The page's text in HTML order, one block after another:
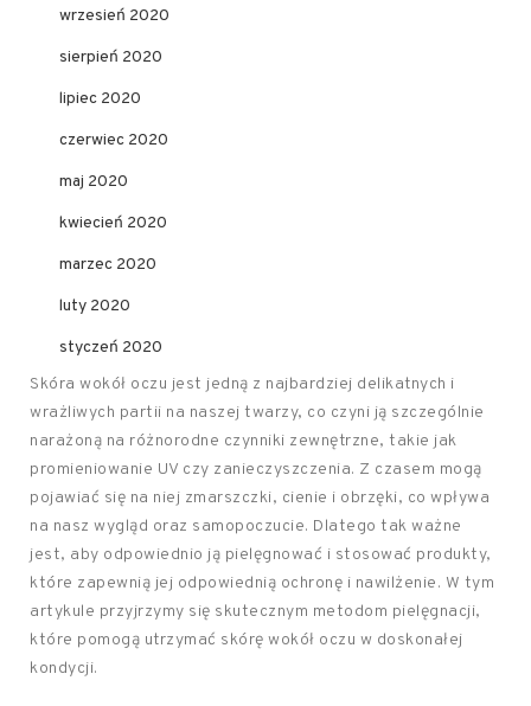
wrzesień 2020
sierpień 2020
lipiec 2020
czerwiec 2020
maj 2020
kwiecień 2020
marzec 2020
luty 2020
styczeń 2020
Skóra wokół oczu jest jedną z najbardziej delikatnych i
wrażliwych partii na naszej twarzy, co czyni ją szczególnie
narażoną na różnorodne czynniki zewnętrzne, takie jak
promieniowanie UV czy zanieczyszczenia. Z czasem mogą
pojawiać się na niej zmarszczki, cienie i obrzęki, co wpływa
na nasz wygląd oraz samopoczucie. Dlatego tak ważne
jest, aby odpowiednio ją pielęgnować i stosować produkty,
które zapewnią jej odpowiednią ochronę i nawilżenie. W tym
artykule przyjrzymy się skutecznym metodom pielęgnacji,
które pomogą utrzymać skórę wokół oczu w doskonałej
kondycji.